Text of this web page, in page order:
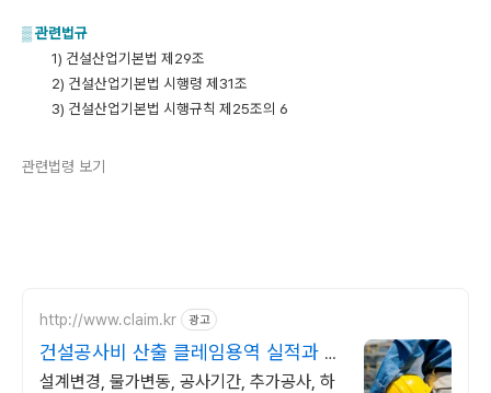
▒관련법규
1) 건설산업기본법 제29조
2) 건설산업기본법 시행령 제31조
3) 건설산업기본법 시행규칙 제25조의 6
관련법령 보기
http://www.claim.kr 광고
건설공사비 산출 클레임용역 실적과 수
행능력 보유
설계변경, 물가변동, 공사기간, 추가공사, 하